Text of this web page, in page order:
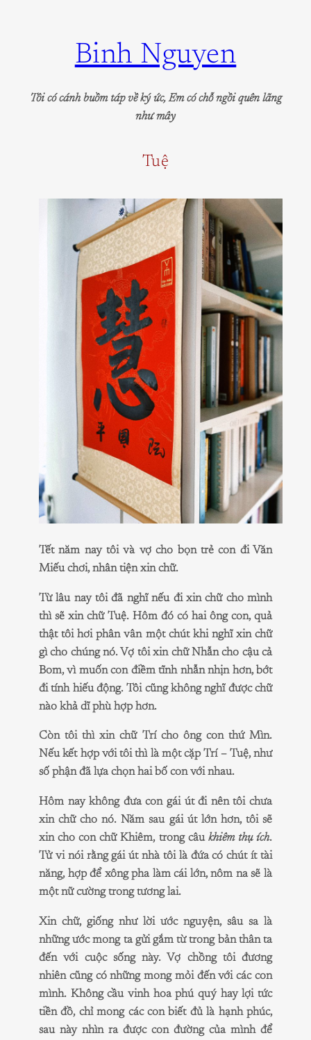
Binh Nguyen
Tôi có cánh buồm táp về ký ức, Em có chỗ ngồi quên lãng
như mây
Tuệ
Tết năm nay tôi và vợ cho bọn trẻ con đi Văn
Miếu chơi, nhân tiện xin chữ.
Từ lâu nay tôi đã nghĩ nếu đi xin chữ cho mình
thì sẽ xin chữ Tuệ. Hôm đó có hai ông con, quả
thật tôi hơi phân vân một chút khi nghĩ xin chữ
gì cho chúng nó. Vợ tôi xin chữ Nhẫn cho cậu cả
Bom, vì muốn con điềm tĩnh nhẫn nhịn hơn, bớt
đi tính hiếu động. Tôi cũng không nghĩ được chữ
nào khả dĩ phù hợp hơn.
Còn tôi thì xin chữ Trí cho ông con thứ Mìn.
Nếu kết hợp với tôi thì là một cặp Trí – Tuệ, như
số phận đã lựa chọn hai bố con với nhau.
Hôm nay không đưa con gái út đi nên tôi chưa
xin chữ cho nó. Năm sau gái út lớn hơn, tôi sẽ
xin cho con chữ Khiêm, trong câu khiêm thụ ích.
Tử vi nói rằng gái út nhà tôi là đứa có chút ít tài
năng, hợp để xông pha làm cái lớn, nôm na sẽ là
một nữ cường trong tương lai.
Xin chữ, giống như lời ước nguyện, sâu sa là
những ước mong ta gửi gắm từ trong bản thân ta
đến với cuộc sống này. Vợ chồng tôi đương
nhiên cũng có những mong mỏi đến với các con
mình. Không cầu vinh hoa phú quý hay lợi tức
tiền đồ, chỉ mong các con biết đủ là hạnh phúc,
sau này nhìn ra được con đường của mình để